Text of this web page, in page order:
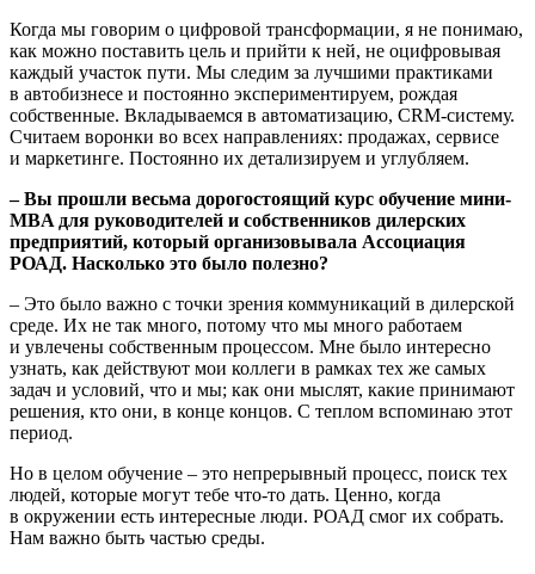
Когда мы говорим о цифровой трансформации, я не понимаю,
как можно поставить цель и прийти к ней, не оцифровывая
каждый участок пути. Мы следим за лучшими практиками
в автобизнесе и постоянно экспериментируем, рождая
собственные. Вкладываемся в автоматизацию, CRM-систему.
Считаем воронки во всех направлениях: продажах, сервисе
и маркетинге. Постоянно их детализируем и углубляем.
– Вы прошли весьма дорогостоящий курс обучение мини-
MBA для руководителей и собственников дилерских
предприятий, который организовывала Ассоциация
РОАД. Насколько это было полезно?
– Это было важно с точки зрения коммуникаций в дилерской
среде. Их не так много, потому что мы много работаем
и увлечены собственным процессом. Мне было интересно
узнать, как действуют мои коллеги в рамках тех же самых
задач и условий, что и мы; как они мыслят, какие принимают
решения, кто они, в конце кон­цов. С теплом вспоминаю этот
период.
Но в целом обучение – это непрерывный процесс, поиск тех
людей, которые могут тебе что-то дать. Ценно, когда
в окружении есть интересные люди. РОАД смог их собрать.
Нам важно быть частью среды.